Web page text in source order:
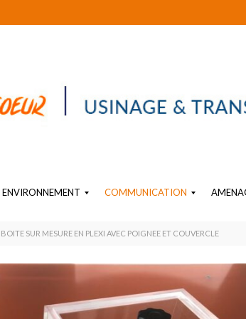
ENVIRONNEMENT COMMUNICATION
BOITE SUR MESURE EN PLEXI AVEC POIGNEE ET COUVERCLE